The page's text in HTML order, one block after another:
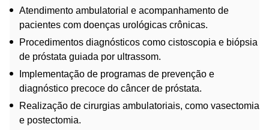
Atendimento ambulatorial e acompanhamento de
pacientes com doenças urológicas crônicas.
Procedimentos diagnósticos como cistoscopia e biópsia
de próstata guiada por ultrassom.
Implementação de programas de prevenção e
diagnóstico precoce do câncer de próstata.
Realização de cirurgias ambulatoriais, como vasectomia
e postectomia.